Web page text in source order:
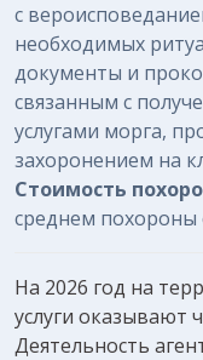
с
необходимых
документы и
связанным с
услугами морга,
захоронением на
Стоимость
среднем похороны
На 2026 год на
услуги оказывают
Деятельность